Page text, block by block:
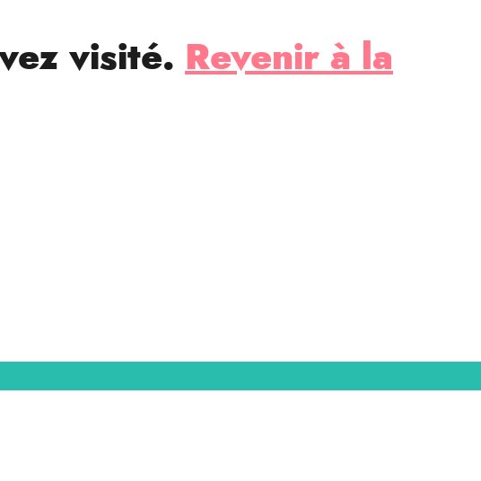
visité. Revenir à la